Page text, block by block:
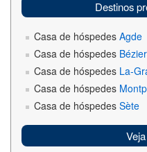
Destinos
Casa de hóspedes Agde
Casa de hóspedes
Casa de hóspedes La-
Casa de hóspedes
Casa de hóspedes Sète